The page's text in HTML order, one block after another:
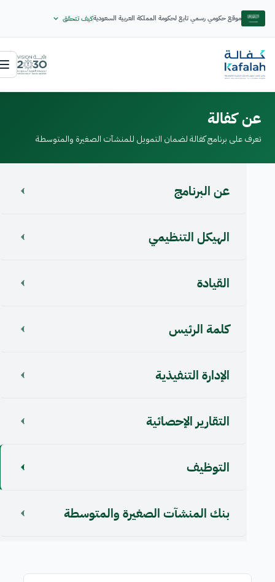
موقع حكومي رسمي تابع لحكومة المملكة العربية السعوديةكيف تتحقق
عن كفالة
تعرف على برنامج كفالة لضمان التمويل للمنشآت الصغيرة والمتوسطة
عن البرنامج
الهيكل التنظيمي
القيادة
كلمة الرئيس
اﻹدارة التنفيذية
التقارير الإحصائية
التوظيف
بنك المنشآت الصغيرة والمتوسطة